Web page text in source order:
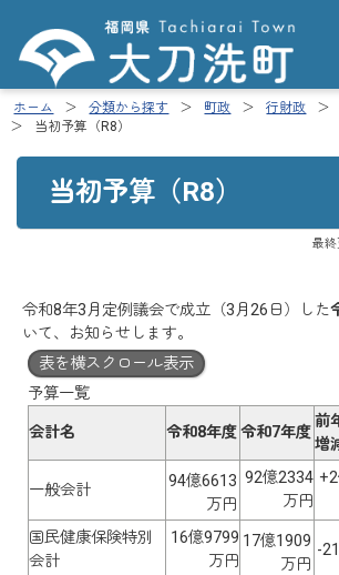
ホーム 分類から探す 町政 行財政
当初予算（R8）
当初予算（R8）
最終
令和8年3月定例議会で成立（3月26日）した
いて、お知らせします。
表を横スクロール表示
予算一覧
会計名 令和8年度令和7年度
前
増
一般会計
94億6613
万円
92億2334
万円
国民健康保険特別
会計
16億9799
万円
17億1909
万円
-